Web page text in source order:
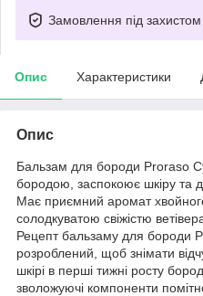
Замовлення під захистом
Опис Характеристики
Опис
Бальзам для бороди Proraso
бородою, заспокоює шкіру та
Має приємний аромат
солодкуватою свіжістю
Рецепт бальзаму для бороди
розроблений, щоб знімати
шкірі в перші тижні росту
зволожуючі компоненти